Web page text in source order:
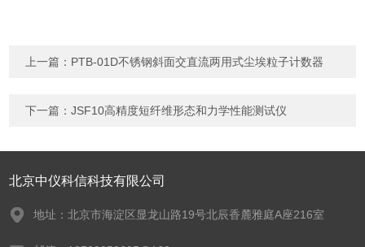
上一篇： PTB-01D不锈钢斜面交直流两用式尘埃粒子计数器
下一篇：JSF10高精度短纤维形态和力学性能测试仪
北京中仪科信科技有限公司
地址：北京市海淀区显龙山路19号北辰香麓雅庭A座216室